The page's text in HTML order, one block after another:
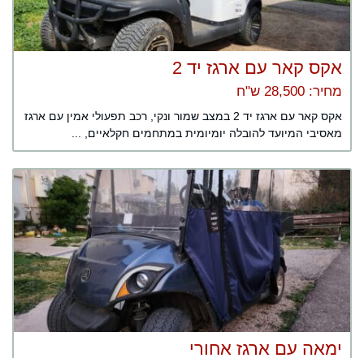
אקס קאר עם ארגז יד 2
מחיר: 28,500 ש"ח
אקס קאר עם ארגז יד 2 במצב שמור ונקי, רכב תפעולי אמין עם ארגז
מאסיבי המיועד להובלה יומיומית במתחמים חקלאיים, ...
ימאה עם ארגז אחורי